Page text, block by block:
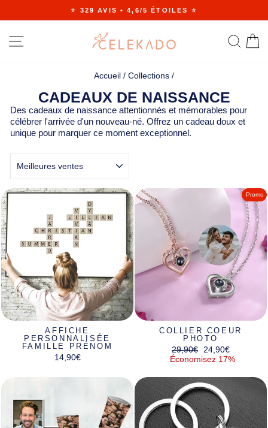
Diaporama
⭐ 329 AVIS • 4,6/5 ÉTOILES ⭐
NAVIGATION
Accueil / Collections /
CADEAUX DE NAISSANCE
Des cadeaux de naissance attentionnés et mémorables pour
célébrer l'arrivée d'un nouveau-né. Offrez un cadeau doux et
unique pour marquer ce moment exceptionnel.
AFFICHE
PERSONNALISÉE
FAMILLE PRÉNOM
14,90€
Promo
COLLIER COEUR
PHOTO
Prix
régulier
29,90€
Prix
réduit
24,90€
Économisez 17%